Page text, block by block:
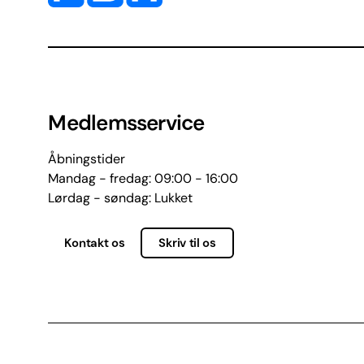
Medlemsservice
Åbningstider
Mandag - fredag: 09:00 - 16:00
Lørdag - søndag: Lukket
Kontakt os Skriv til os